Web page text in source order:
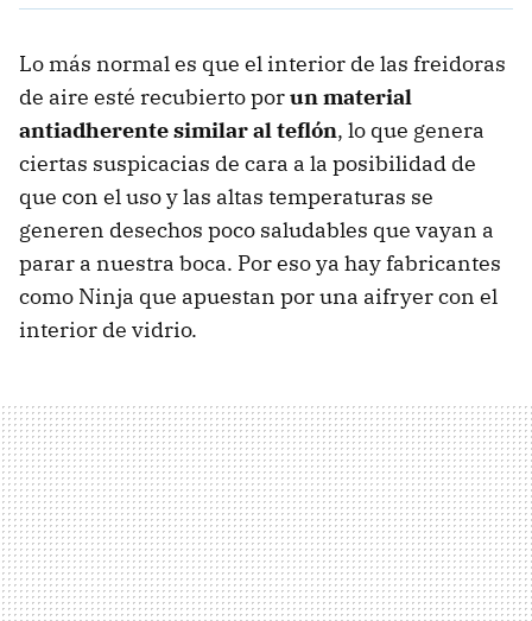
Lo más normal es que el interior de las freidoras
de aire esté recubierto porun material
antiadherente similar al teflón, lo que genera
ciertas suspicacias de cara a la posibilidad de
que con el uso y las altas temperaturas se
generen desechos poco saludables que vayan a
parar a nuestra boca. Por eso ya hay fabricantes
como Ninja que apuestan por una aifryer con el
interior de vidrio.